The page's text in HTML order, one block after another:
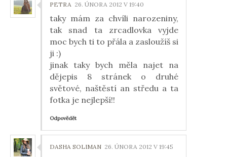
PETRA 26. ÚNORA 2012 V 19:40
taky mám za chvíli narozeniny,
tak snad ta zrcadlovka vyjde
moc bych ti to přála a zasloužíš si
ji :)
jinak taky bych měla najet na
dějepis 8 stránek o druhé
světové, naštěstí an středu a ta
fotka je nejlepší!!
Odpovědět
DASHA SOLIMAN 26. ÚNORA 2012 V 19:45